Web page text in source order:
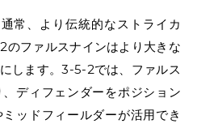
常、より伝統的なストライカ
ファルスナインはより大きな
します。3-5-2では、ファルス
ディフェンダーをポジション
ッドフィールダーが活用でき